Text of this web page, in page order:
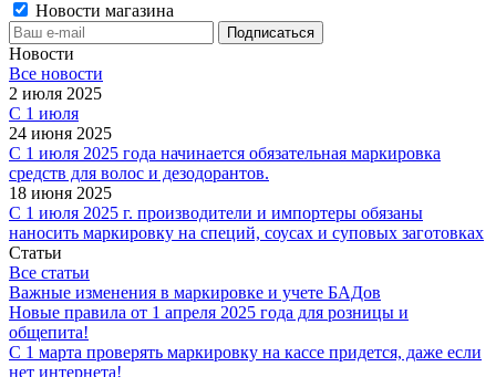
Новости магазина
Новости
Все новости
2 июля 2025
С 1 июля
24 июня 2025
С 1 июля 2025 года начинается обязательная маркировка
средств для волос и дезодорантов.
18 июня 2025
С 1 июля 2025 г. производители и импортеры обязаны
наносить маркировку на специй, соусах и суповых заготовках
Статьи
Все статьи
Важные изменения в маркировке и учете БАДов
Новые правила от 1 апреля 2025 года для розницы и
общепита!
С 1 марта проверять маркировку на кассе придется, даже если
нет интернета!